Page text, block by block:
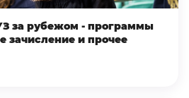
за рубежом - программы
зачисление и прочее